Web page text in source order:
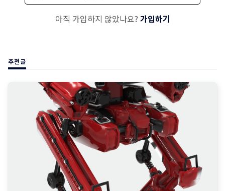
아직 가입하지 않았나요? 가입하기
추천글